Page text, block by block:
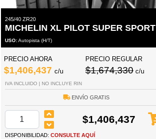
245/40 ZR20
MICHELIN XL PILOT SUPER SPORT
USO:Autopista (H/T)
PRECIO AHORA
$1,406,437 c/u
PRECIO REGULAR
$1,674,330 c/u
IVA INCLUIDO | NO INCLUYE RIN
ENVÍO GRATIS
$1,406,437
DISPONIBILIDAD: CONSULTE AQUÍ